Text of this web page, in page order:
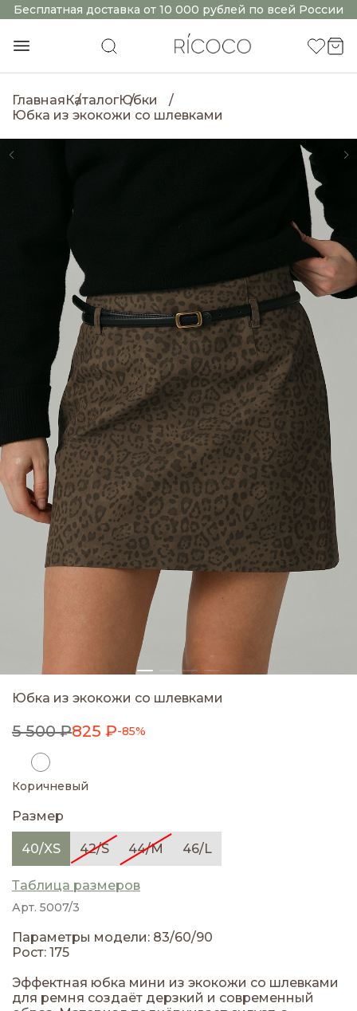
Бесплатная доставка от 10 000 рублей по всей России
ГлавнаяКаталогЮбки
Юбка из экокожи со шлевками
Юбка из экокожи со шлевками
5 500 ₽825 ₽-85%
Коричневый
Размер
40/XS 42/S 44/M 46/L
Таблица размеров
Арт. 5007/3
Параметры модели: 83/60/90
Рост: 175
Эффектная юбка мини из экокожи со шлевками
для ремня создаёт дерзкий и современный